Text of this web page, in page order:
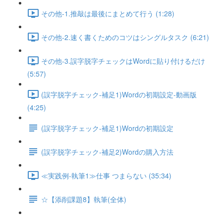
その他-1.推敲は最後にまとめて行う (1:28)
その他-2.速く書くためのコツはシングルタスク (6:21)
その他-3.誤字脱字チェックはWordに貼り付けるだけ
(5:57)
(誤字脱字チェック-補足1)Wordの初期設定-動画版
(4:25)
(誤字脱字チェック-補足1)Wordの初期設定
(誤字脱字チェック-補足2)Wordの購入方法
≪実践例-執筆1≫仕事 つまらない (35:34)
☆【添削課題8】執筆(全体)